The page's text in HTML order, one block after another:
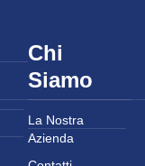
Chi
Siamo
La Nostra
Azienda